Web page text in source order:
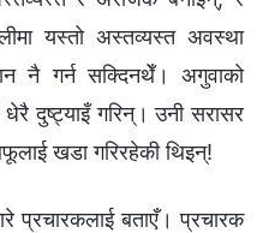
यस्तो अस्तव्यस्त अवस्था
नै गर्न सक्दिनथेँ। अगुवाको
दुष्ट्याइँ गरिन्। उनी सरासर
खडा गरिरहेकी थिइन्!
प्रचारकलाई बताएँ। प्रचारक